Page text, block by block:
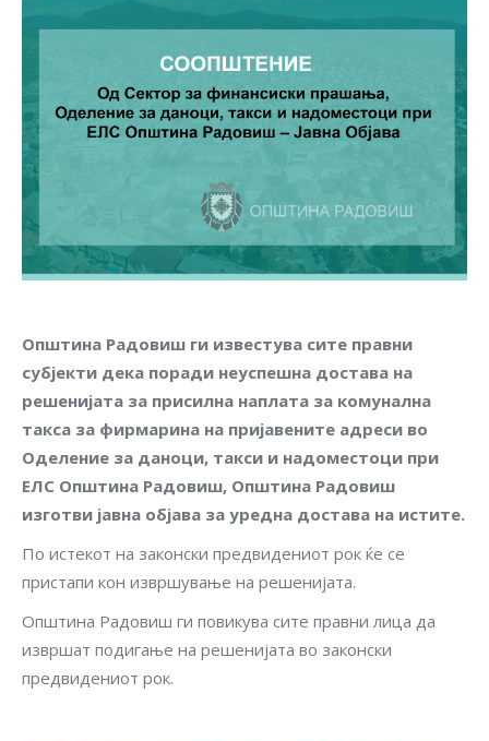
Општина Радовиш ги известува сите правни
субјекти дека поради неуспешна достава на
решенијата за присилна наплата за комунална
такса за фирмарина на пријавените адреси во
Оделение за даноци, такси и надоместоци при
ЕЛС Општина Радовиш, Општина Радовиш
изготви јавна објава за уредна достава на истите.
По истекот на законски предвидениот рок ќе се
пристапи кон извршување на решенијата.
Општина Радовиш ги повикува сите правни лица да
извршат подигање на решенијата во законски
предвидениот рок.